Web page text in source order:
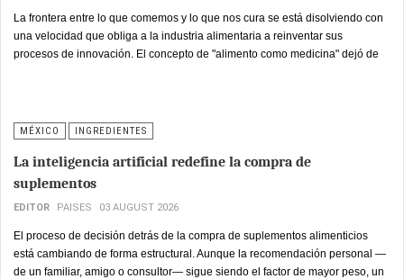
La frontera entre lo que comemos y lo que nos cura se está disolviendo con
una velocidad que obliga a la industria alimentaria a reinventar sus
procesos de innovación. El concepto de "alimento como medicina" dejó de
MÉXICO INGREDIENTES
La inteligencia artificial redefine la compra de
suplementos
EDITOR PAISES 03 AUGUST 2026
El proceso de decisión detrás de la compra de suplementos alimenticios
está cambiando de forma estructural. Aunque la recomendación personal —
de un familiar, amigo o consultor— sigue siendo el factor de mayor peso, un